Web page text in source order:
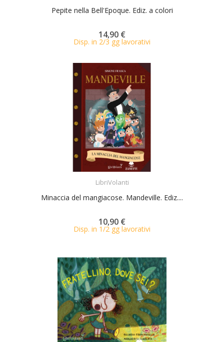
Pepite nella Bell'Epoque. Ediz. a colori
14,90 €
Disp. in 2/3 gg lavorativi
LibriVolanti
Minaccia del mangiacose. Mandeville. Ediz....
10,90 €
Disp. in 1/2 gg lavorativi